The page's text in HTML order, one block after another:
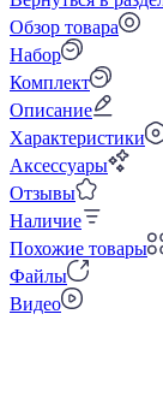
Обзор товара
Набор
Комплект
Описание
Характеристики
Аксессуары
Отзывы
Наличие
Похожие товары
Файлы
Видео